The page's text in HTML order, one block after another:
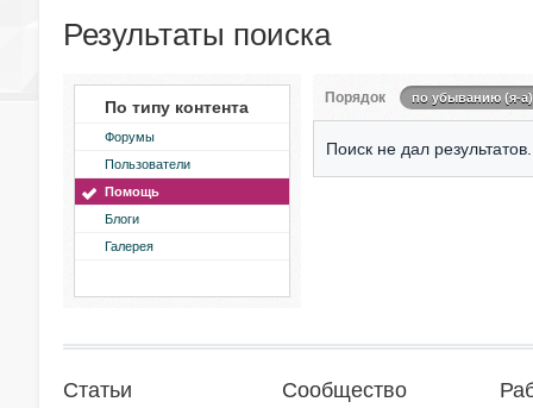
Результаты поиска
По типу контента
Форумы
Пользователи
Помощь
Блоги
Галерея
Порядок по убыванию (я-а)
Поиск не дал результатов.
Статьи Сообщество